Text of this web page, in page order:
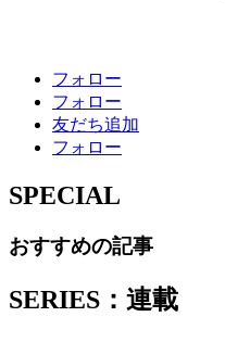
フォロー
フォロー
友だち追加
フォロー
SPECIAL
おすすめの記事
SERIES：連載